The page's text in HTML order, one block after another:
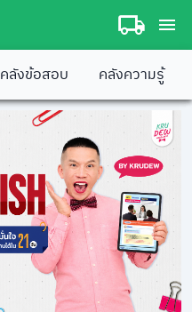
คลังข้อสอบ คลังความรู้